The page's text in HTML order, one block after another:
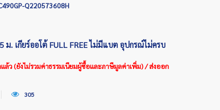
Q220573608H
ม. เกียร์ออโต้ FULL FREE ไม่มีแบต อุปกรณ์ไม่ครบ
ล้ว (ยังไม่รวมค่าธรรมเนียมผู้ซื้อและภาษีมูลค่าเพิ่ม) / ส่งออก
305